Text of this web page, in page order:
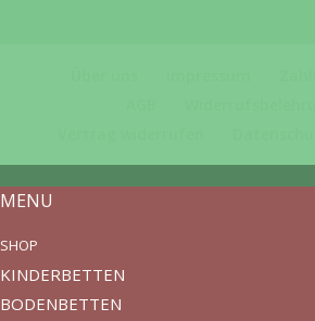
MENU
SHOP
KINDERBETTEN
BODENBETTEN